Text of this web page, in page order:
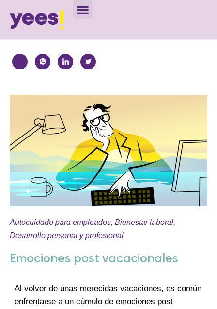
Autocuidado para empleados, Bienestar laboral,
Desarrollo personal y profesional
Emociones post vacacionales
Al volver de unas merecidas vacaciones, es común
enfrentarse a un cúmulo de emociones post